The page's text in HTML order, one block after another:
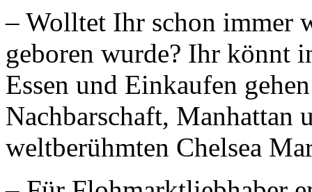
– Wolltet Ihr schon immer
geboren wurde? Ihr könnt
Essen und Einkaufen
Nachbarschaft, Manhattan
weltberühmten Chelsea